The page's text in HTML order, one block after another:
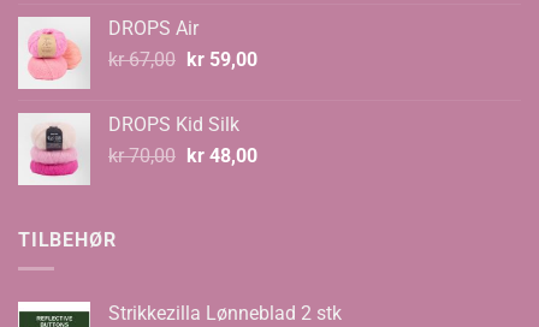
DROPS Air
kr67,00 Opprinnelig
kr 67,00.
kr59,00Nåværende
DROPS Kid Silk
kr70,00 Opprinnelig
kr48,00Nåværende
TILBEHØR
Strikkezilla Lønneblad 2 stk